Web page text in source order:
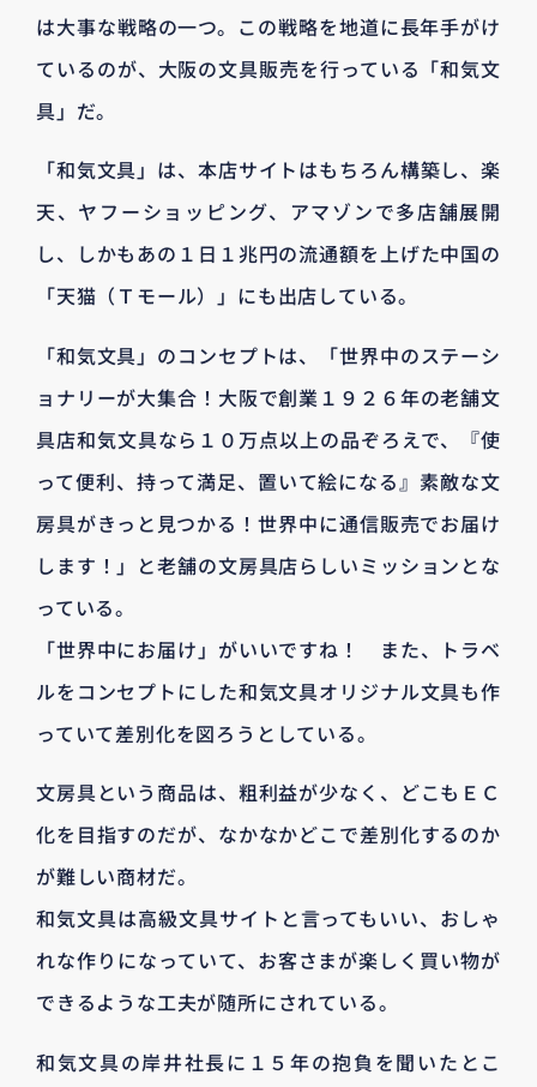
は大事な戦略の一つ。この戦略を地道に長年手がけ
ているのが、大阪の文具販売を行っている「和気文
具」だ。
「和気文具」は、本店サイトはもちろん構築し、楽
天、ヤフーショッピング、アマゾンで多店舗展開
し、しかもあの１日１兆円の流通額を上げた中国の
「天猫（Ｔモール）」にも出店している。
「和気文具」のコンセプトは、「世界中のステーシ
ョナリーが大集合！大阪で創業１９２６年の老舗文
具店和気文具なら１０万点以上の品ぞろえで、『使
って便利、持って満足、置いて絵になる』素敵な文
房具がきっと見つかる！世界中に通信販売でお届け
します！」と老舗の文房具店らしいミッションとな
っている。
「世界中にお届け」がいいですね！ また、トラベ
ルをコンセプトにした和気文具オリジナル文具も作
っていて差別化を図ろうとしている。
文房具という商品は、粗利益が少なく、どこもＥＣ
化を目指すのだが、なかなかどこで差別化するのか
が難しい商材だ。
和気文具は高級文具サイトと言ってもいい、おしゃ
れな作りになっていて、お客さまが楽しく買い物が
できるような工夫が随所にされている。
和気文具の岸井社長に１５年の抱負を聞いたとこ